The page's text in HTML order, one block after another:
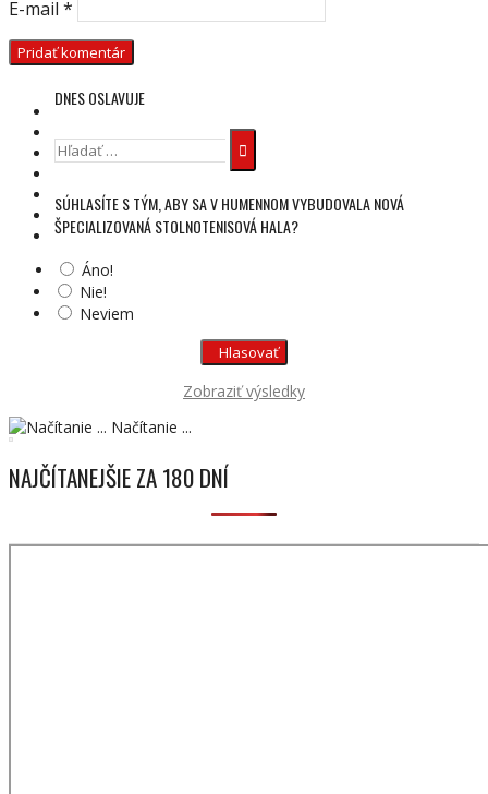
E-mail *
DNES OSLAVUJE
Hľadať:
SÚHLASÍTE S TÝM, ABY SA V HUMENNOM VYBUDOVALA NOVÁ
ŠPECIALIZOVANÁ STOLNOTENISOVÁ HALA?
Áno!
Nie!
Neviem
Zobraziť výsledky
Načítanie ...
NAJČÍTANEJŠIE ZA 180 DNÍ